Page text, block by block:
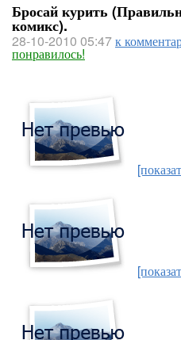
Бросай курить
комикс).
28-10-2010 05:47к
понравилось!